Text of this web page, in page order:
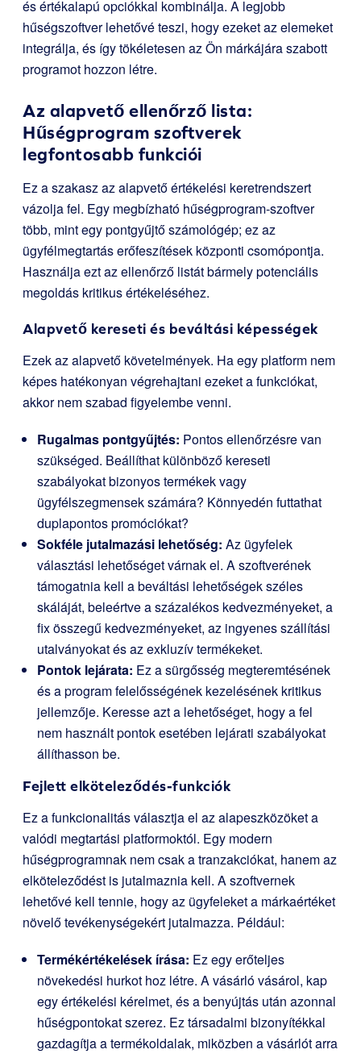
és értékalapú opciókkal kombinálja. A legjobb
hűségszoftver lehetővé teszi, hogy ezeket az elemeket
integrálja, és így tökéletesen az Ön márkájára szabott
programot hozzon létre.
Az alapvető ellenőrző lista:
Hűségprogram szoftverek
legfontosabb funkciói
Ez a szakasz az alapvető értékelési keretrendszert
vázolja fel. Egy megbízható hűségprogram-szoftver
több, mint egy pontgyűjtő számológép; ez az
ügyfélmegtartás erőfeszítések központi csomópontja.
Használja ezt az ellenőrző listát bármely potenciális
megoldás kritikus értékeléséhez.
Alapvető kereseti és beváltási képességek
Ezek az alapvető követelmények. Ha egy platform nem
képes hatékonyan végrehajtani ezeket a funkciókat,
akkor nem szabad figyelembe venni.
Rugalmas pontgyűjtés: Pontos ellenőrzésre van
szükséged. Beállíthat különböző kereseti
szabályokat bizonyos termékek vagy
ügyfélszegmensek számára? Könnyedén futtathat
duplapontos promóciókat?
Sokféle jutalmazási lehetőség: Az ügyfelek
választási lehetőséget várnak el. A szoftverének
támogatnia kell a beváltási lehetőségek széles
skáláját, beleértve a százalékos kedvezményeket, a
fix összegű kedvezményeket, az ingyenes szállítási
utalványokat és az exkluzív termékeket.
Pontok lejárata: Ez a sürgősség megteremtésének
és a program felelősségének kezelésének kritikus
jellemzője. Keresse azt a lehetőséget, hogy a fel
nem használt pontok esetében lejárati szabályokat
állíthasson be.
Fejlett elköteleződés-funkciók
Ez a funkcionalitás választja el az alapeszközöket a
valódi megtartási platformoktól. Egy modern
hűségprogramnak nem csak a tranzakciókat, hanem az
elköteleződést is jutalmaznia kell. A szoftvernek
lehetővé kell tennie, hogy az ügyfeleket a márkaértéket
növelő tevékenységekért jutalmazza. Például:
Termékértékelések írása: Ez egy erőteljes
növekedési hurkot hoz létre. A vásárló vásárol, kap
egy értékelési kérelmet, és a benyújtás után azonnal
hűségpontokat szerez. Ez társadalmi bizonyítékkal
gazdagítja a termékoldalak, miközben a vásárlót arra